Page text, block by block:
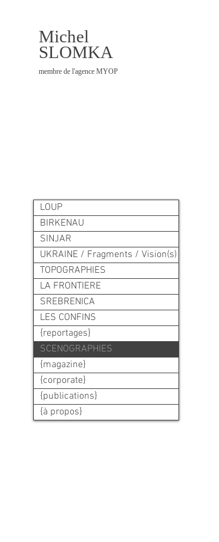
Michel
SLOMKA
membre de l'agence MYOP
LOUP
BIRKENAU
SINJAR
UKRAINE / Fragments / Vision(s)
TOPOGRAPHIES
LA FRONTIERE
SREBRENICA
LES CONFINS
{reportages}
SCENOGRAPHIES
{magazine}
{corporate}
{publications}
{à propos}